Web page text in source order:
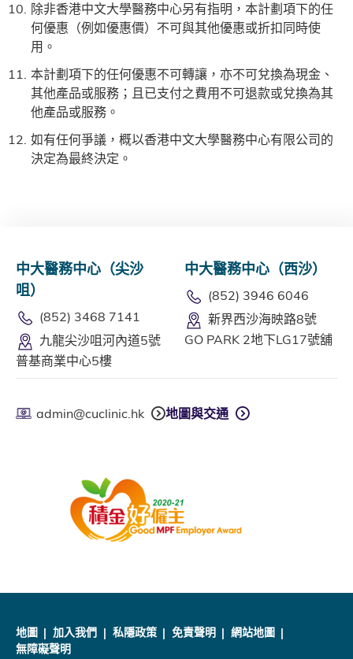
除非香港中文大學醫務中心另有指明，本計劃項下的任
何優惠（例如優惠價）不可與其他優惠或折扣同時使
用。
本計劃項下的任何優惠不可轉讓，亦不可兌換為現金、
其他產品或服務；且已支付之費用不可退款或兌換為其
他產品或服務。
如有任何爭議，概以香港中文大學醫務中心有限公司的
決定為最終決定。
中大醫務中心（尖沙
咀）
(852) 3468 7141
九龍尖沙咀河內道5號
普基商業中心5樓
中大醫務中心（西沙）
(852) 3946 6046
新界西沙海映路8號
GO PARK 2地下LG17號舖
admin@cuclinic.hk 地圖與交通
地圖 加入我們 私隱政策 免責聲明
網站地圖
無障礙聲明